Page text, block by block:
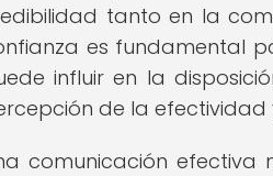
tanto en la
es fundamental
influir en la
de la
comunicación